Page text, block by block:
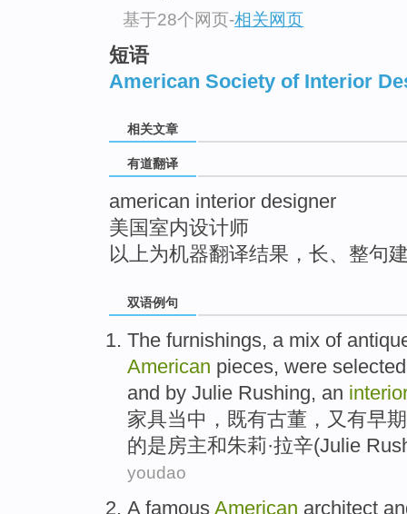
基于28个网页-相关网页
短语
American Society of Interior
相关文章
有道翻译
american interior designer
美国室内设计师
以上为机器翻译结果，长、整句
双语例句
The furnishings, a mix of
American pieces, were selected
and by Julie Rushing, an
家具当中， 既有古董 ，又有早期
的是房主和朱莉·拉辛(Julie
youdao
A famous American architect